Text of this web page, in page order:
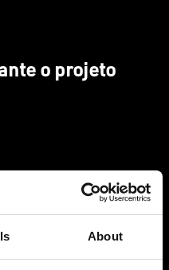
About
o projeto
Anos de experiência